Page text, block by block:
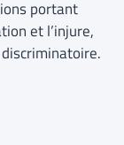
portant
et l’injure,